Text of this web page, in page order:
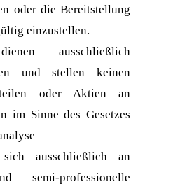
oder die Bereitstellung
einzustellen.
ausschließlich
und stellen keinen
oder Aktien an
im Sinne des Gesetzes
ausschließlich an
semi-professionelle